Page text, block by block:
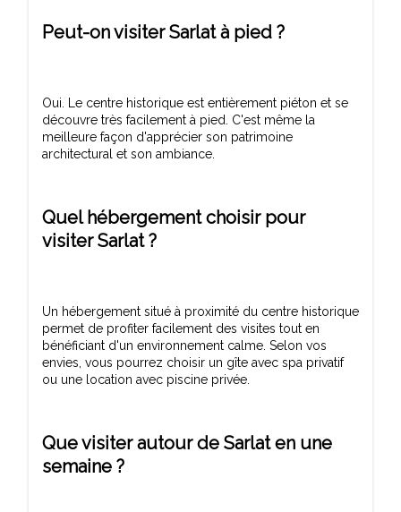
Peut-on visiter Sarlat à pied ?
Oui. Le centre historique est entièrement piéton et se
découvre très facilement à pied. C'est même la
meilleure façon d'apprécier son patrimoine
Quel hébergement choisir pour
visiter Sarlat ?
Un hébergement situé à proximité du centre historique
permet de profiter facilement des visites tout en
bénéficiant d'un environnement calme. Selon vos
envies, vous pourrez choisir un gîte avec spa privatif
Que visiter autour de Sarlat en une
semaine ?